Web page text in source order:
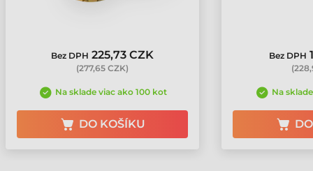
Bez DPH 225,73 CZK
(277,65 CZK)
Na sklade viac ako 100 kot
DO KOŠÍKU
Bez DPH
(
Na